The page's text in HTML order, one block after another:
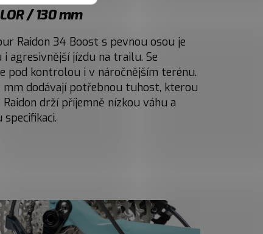
/ 130 mm
Raidon 34 Boost s pevnou osou je
agresivnější jízdu na trailu. Se
pod kontrolou i v náročnějším terénu.
dodávají potřebnou tuhost, kterou
drží příjemně nízkou váhu a